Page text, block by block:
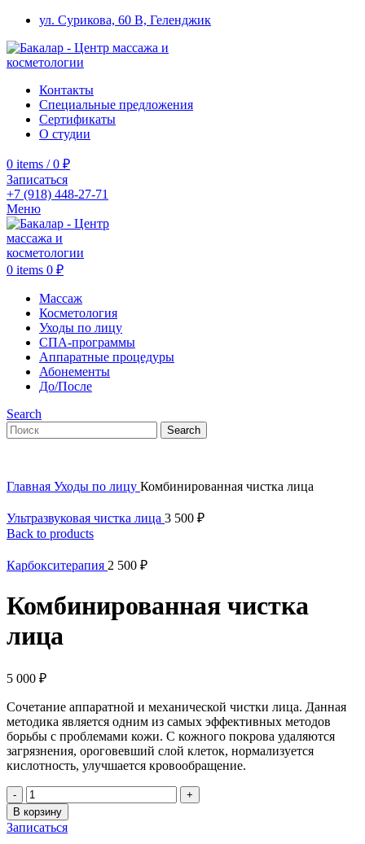
ул. Сурикова, 60 В, Геленджик
Контакты
Специальные предложения
Сертификаты
О студии
0 items / 0 ₽
Записаться
+7 (918) 448-27-71
Меню
0 items 0 ₽
Массаж
Косметология
Уходы по лицу
СПА-программы
Аппаратные процедуры
Абонементы
До/После
Search
Search
Главная Уходы по лицу Комбинированная чистка лица
Ультразвуковая чистка лица 3 500 ₽
Back to products
Карбокситерапия 2 500 ₽
Комбинированная чистка
лица
5 000 ₽
Сочетание аппаратной и механической чистки лица. Данная
методика является одним из самых эффективных методов
борьбы с проблемами кожи. С кожного покрова удаляются
загрязнения, ороговевший слой клеток, нормализуется
кислотность, улучшается кровообращение.
Количество
товара
Комбинированная
чистка
В корзину
Записаться